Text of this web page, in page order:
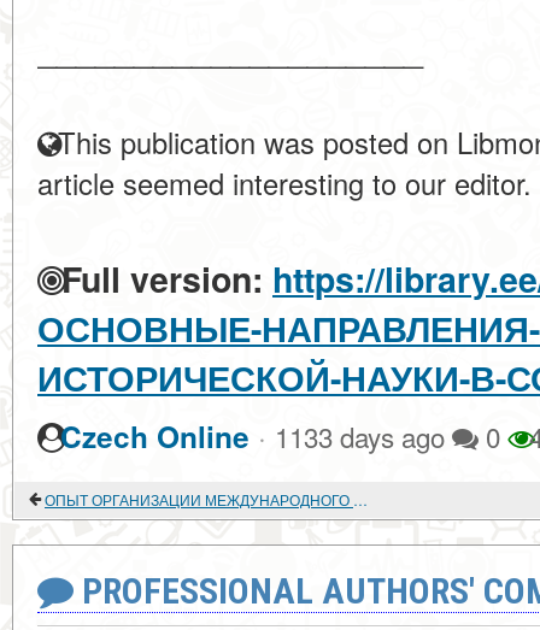
This publication was posted on
article seemed interesting to our editor.
Full version: https://
ОСНОВНЫЕ-
ИСТОРИЧЕСКОЙ-НАУКИ-В-
Czech Online · 1133 days ago 0
ОПЫТ ОРГАНИЗАЦИИ МЕЖДУНАРОДНОГО КНИГООБМЕНА ГПНТБ СО РАН С ПАРТНЕРАМИ ИЗ СТРАН СНГ И БАЛТИИ
PROFESSIONAL AUTHORS'